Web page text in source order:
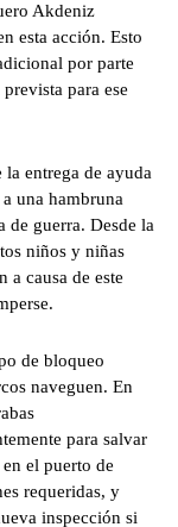
Akdeniz
esta acción. Esto
por parte
para ese
entrega de ayuda
una hambruna
de guerra. Desde la
niños y niñas
a causa de este
de bloqueo
naveguen. En
para salvar
el puerto de
requeridas, y
inspección si